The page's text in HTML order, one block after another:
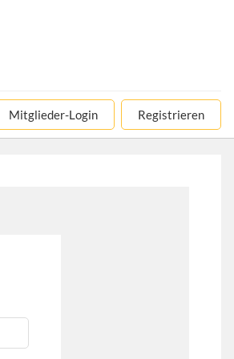
Mitglieder-Login Registrieren